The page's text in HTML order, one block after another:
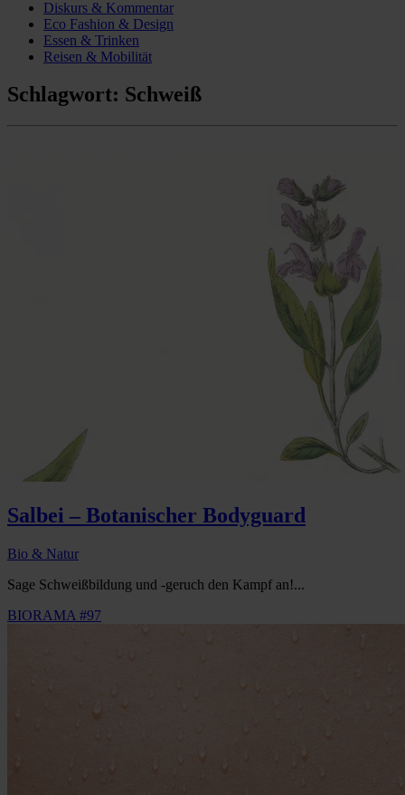
Diskurs & Kommentar
Eco Fashion & Design
Essen & Trinken
Reisen & Mobilität
Schlagwort: Schweiß
Salbei – Botanischer Bodyguard
Bio & Natur
Sage Schweißbildung und -geruch den Kampf an!...
BIORAMA #97